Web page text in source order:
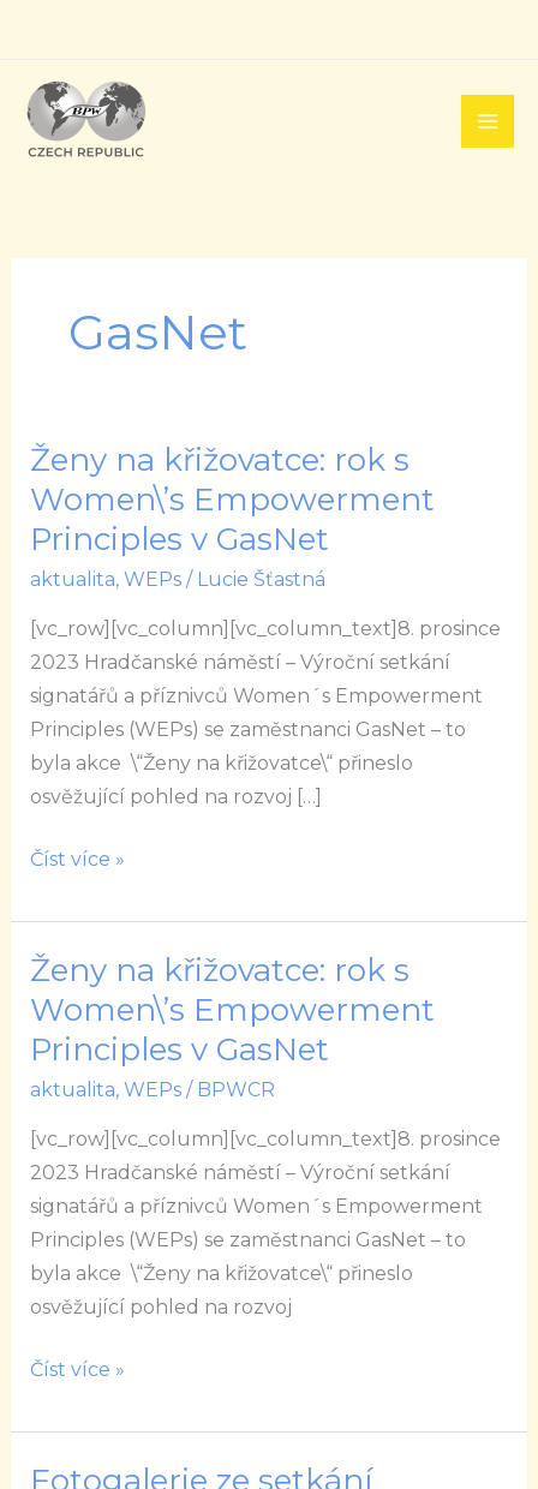
obsah
GasNet
Ženy na křižovatce: rok s
Women\’s Empowerment
Principles v GasNet
aktualita, WEPs/ Lucie Šťastná
[vc_row][vc_column][vc_column_text]8. prosince
2023 Hradčanské náměstí – Výroční setkání
signatářů a příznivců Women´s Empowerment
Principles (WEPs) se zaměstnanci GasNet – to
byla akce \“Ženy na křižovatce\“ přineslo
osvěžující pohled na rozvoj […]
Ženy
na
křižovatce:
rok
s
Women\’s
Empowerment
Principles
v
GasNet
Číst více »
Ženy na křižovatce: rok s
Women\’s Empowerment
Principles v GasNet
aktualita, WEPs/ BPWCR
[vc_row][vc_column][vc_column_text]8. prosince
2023 Hradčanské náměstí – Výroční setkání
signatářů a příznivců Women´s Empowerment
Principles (WEPs) se zaměstnanci GasNet – to
byla akce \“Ženy na křižovatce\“ přineslo
osvěžující pohled na rozvoj
Ženy
na
křižovatce:
rok
s
Women\’s
Empowerment
Principles
v
GasNet
Číst více »
Fotogalerie ze setkání
Fotogalerie